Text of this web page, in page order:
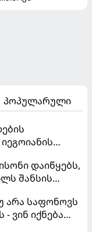
პოპულარული
დაიწყებს,
შანსის
ით
არა საფონოვს
ვინ იქნება